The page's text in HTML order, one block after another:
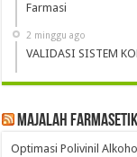
Farmasi
2 minggu ago
VALIDASI SISTEM
Majalah
Optimasi Polivinil